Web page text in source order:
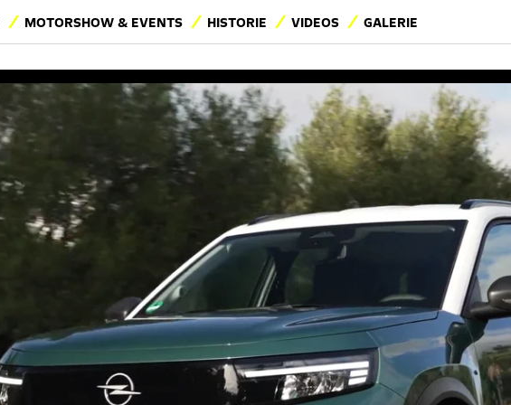
MOTORSHOW & EVENTS HISTORIE VIDEOS GALERIE